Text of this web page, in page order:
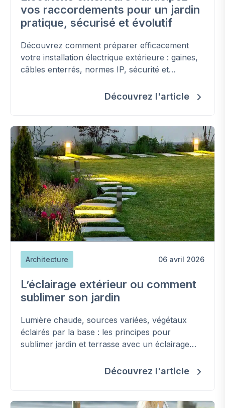
vos raccordements pour un jardin
pratique, sécurisé et évolutif
Découvrez comment préparer efficacement
votre installation électrique extérieure : gaines,
câbles enterrés, normes IP, sécurité et
Découvrez l'article
Architecture 06 avril 2026
L’éclairage extérieur ou comment
sublimer son jardin
Lumière chaude, sources variées, végétaux
éclairés par la base : les principes pour
sublimer jardin et terrasse avec un éclairage
Découvrez l'article